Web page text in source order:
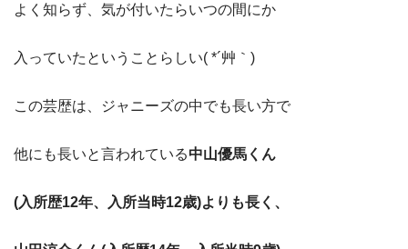
よく知らず、気が付いたらいつの間にか
入っていたということらしい( *´艸｀)
この芸歴は、ジャニーズの中でも長い方で
他にも長いと言われている中山優馬くん
(入所歴12年、入所当時12歳)よりも長く、